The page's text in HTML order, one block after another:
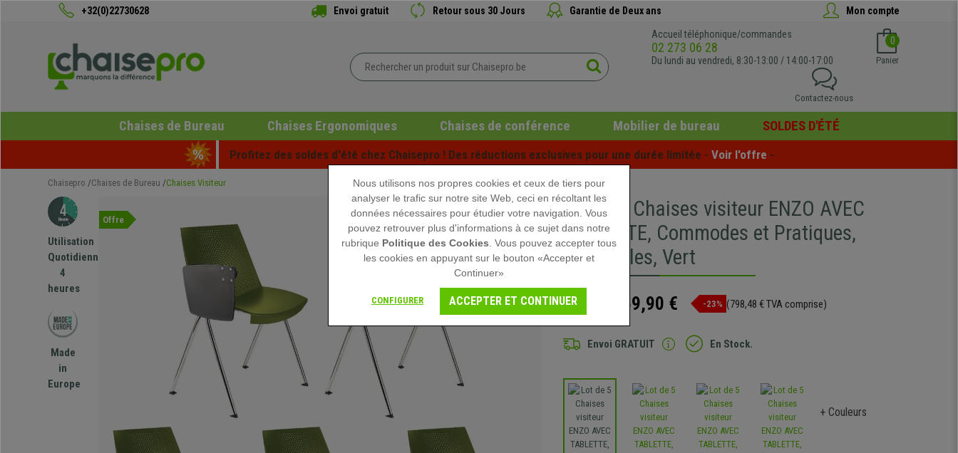
+32(0)22730628 Envoi gratuit Retour sous 30 Jours Garantie de Deux ans Mon compte
Accueil téléphonique/commandes
02 273 06 28
Du lundi au vendredi, 8:30-13:00 / 14:00-17:00
0
Panier
Contactez-nous
Chaises de Bureau Chaises Ergonomiques Chaises de conférence Mobilier de bureau SOLDES D'ÉTÉ
Profitez des soldes d'été chez Chaisepro ! Des réductions exclusives pour une durée limitée - Voir l'offre -
Chaisepro Chaises de Bureau Chaises Visiteur
Utilisation
Quotidienne
4
heures
Made
in
Europe
Offre
Lot de 5 Chaises visiteur ENZO AVEC
TABLETTE, Commodes et Pratiques,
Empilables, Vert
859,90 € 659,90 € -23% (798,48 € TVA comprise)
Envoi GRATUIT En Stock.
+ Couleurs
Nous utilisons nos propres cookies et ceux de tiers pour
analyser le trafic sur notre site Web, ceci en récoltant les
données nécessaires pour étudier votre navigation. Vous
pouvez retrouver plus d'informations à ce sujet dans notre
rubrique Politique des Cookies . Vous pouvez accepter tous
les cookies en appuyant sur le bouton «Accepter et
Continuer»
CONFIGURER ACCEPTER ET CONTINUER